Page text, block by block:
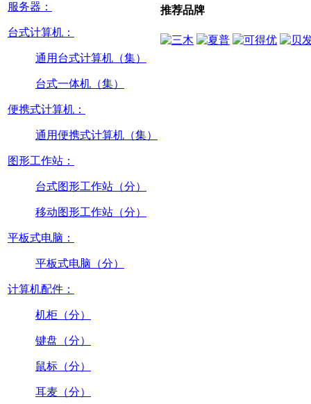
服务器：
台式计算机：
通用台式计算机（集）
台式一体机（集）
便携式计算机：
通用便携式计算机（集）
图形工作站：
台式图形工作站（分）
移动图形工作站（分）
平板式电脑：
平板式电脑（分）
计算机配件：
机柜（分）
键盘（分）
鼠标（分）
耳麦（分）
推荐品牌